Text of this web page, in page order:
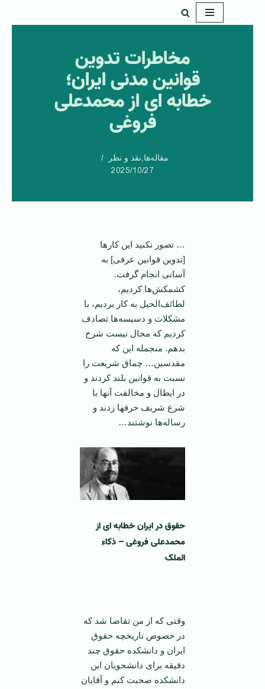
مخاطرات تدوین
قوانین مدنی ایران؛
خطابه ای از ‌محمدعلی
فروغی
مقاله‌ها,نقد و نظر
2025/10/27
… تصور نکنید این کارها
[تدوین قوانین عرفی] به
آسانی انجام گرفت.
کشمکش‌ها کردیم،
لطائف‌الحیل به کار بردیم، با
مشکلات و دسیسه‌ها تصادف
کردیم که مجال نیست شرح
بدهم. منجمله این که
مقدسین… چماق شریعت را
نسبت به قوانین بلند کردند و
در ابطال و مخالفت آنها با
شرع شریف حرفها زدند و
رساله‌ها نوشتند…
حقوق در ایرانخطابه ای از
‌محمدعلی فروغی – ذکاء
الملک
وقتی که از من تقاضا شد که
در خصوص تاریخچه حقوق
ایران و دانشکده حقوق چند
دقیقه برای دانشجویان این
دانشکده صحبت کنم و آقایان